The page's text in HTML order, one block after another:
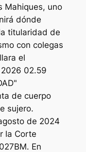
de cuerpo
sujero.
de 2024
la Corte
En